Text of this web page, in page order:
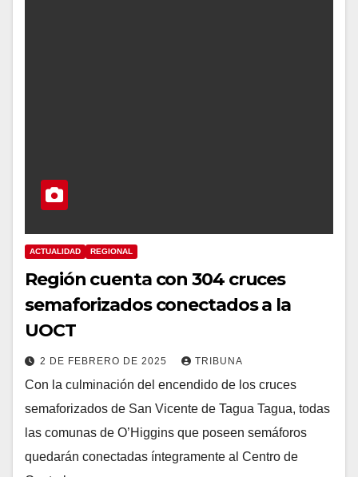
ACTUALIDAD REGIONAL
Región cuenta con 304 cruces
semaforizados conectados a la
UOCT
2 DE FEBRERO DE 2025 TRIBUNA
Con la culminación del encendido de los cruces
semaforizados de San Vicente de Tagua Tagua, todas
las comunas de O’Higgins que poseen semáforos
quedarán conectadas íntegramente al Centro de